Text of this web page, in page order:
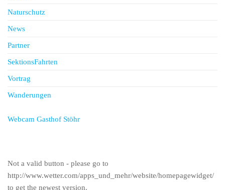
Naturschutz
News
Partner
SektionsFahrten
Vortrag
Wanderungen
Webcam Gasthof Stöhr
Not a valid button - please go to
http://www.wetter.com/apps_und_mehr/website/homepagewidget/
to get the newest version.